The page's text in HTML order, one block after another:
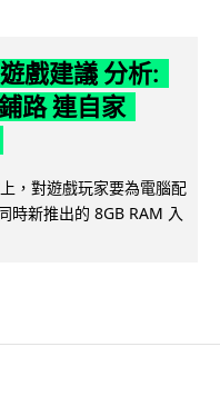
戲建議 分析:
路 連自家
，對遊戲玩家要為電腦配
時新推出的 8GB RAM 入